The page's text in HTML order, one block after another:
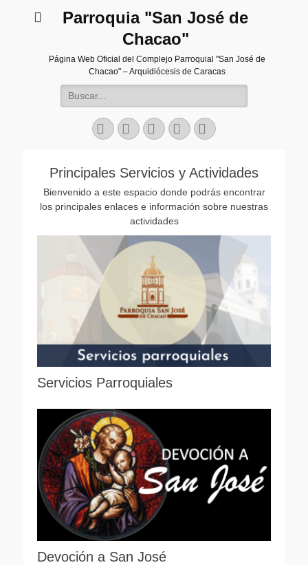
Parroquia "San José de
Chacao"
Página Web Oficial del Complejo Parroquial "San José de
Chacao" – Arquidiócesis de Caracas
Buscar:
Facebook
TwitterCorreo
electrónico
InstagramTeléfono
Principales Servicios y Actividades
Bienvenido a este espacio donde podrás encontrar
los principales enlaces e información sobre nuestras
actividades
Servicios Parroquiales
Devoción a San José